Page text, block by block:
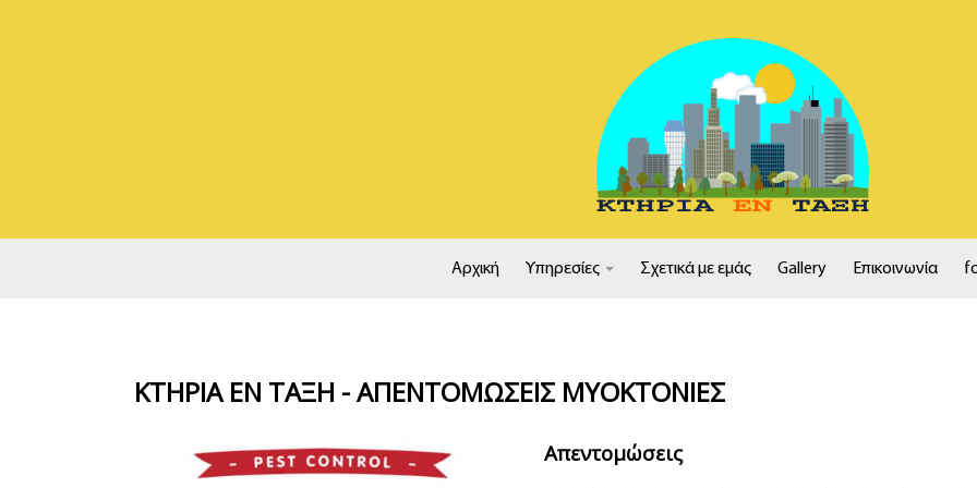
Αρχική Υπηρεσίες Σχετικά με εμάς Gallery Επικοινωνία
ΚΤΗΡΙΑ ΕΝ ΤΑΞΗ - ΑΠΕΝΤΟΜΩΣΕΙΣ ΜΥΟΚΤΟΝΙΕΣ
Απεντομώσεις